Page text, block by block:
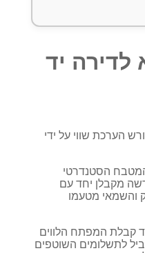
לדירה יד
לרכוש דירה בשוק החופשי, כלומר דירה יד 2, הבנק דורש הערכת שווי על ידי
המטבח הסטנדרטי
מקבלן יחד עם
לבקש הלוואה גבוהה יותר. כאשר לוקחים משכנתא לרכישת דירה יד 2, הבנק והשמאי מטעמו
קבלת המפתח הלווים
לתשלומים השוטפים